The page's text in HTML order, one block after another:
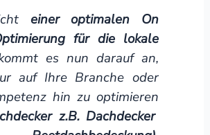
einer optimalen On
für die lokale
es nun darauf an,
auf Ihre Branche oder
hin zu optimieren
z.B. Dachdecker